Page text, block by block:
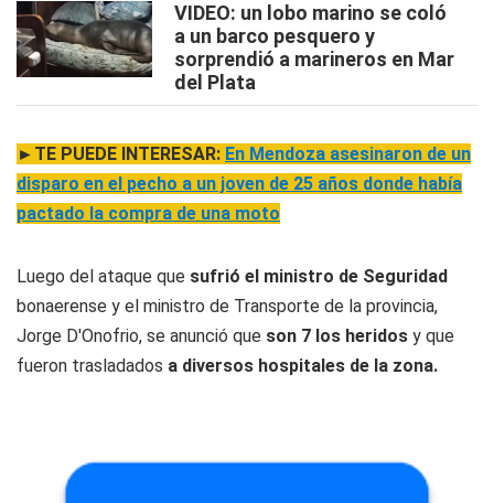
VIDEO: un lobo marino se coló
a un barco pesquero y
sorprendió a marineros en Mar
del Plata
►TE PUEDE INTERESAR: En Mendoza asesinaron de un
disparo en el pecho a un joven de 25 años donde había
pactado la compra de una moto
Luego del ataque que sufrió el ministro de Seguridad
bonaerense y el ministro de Transporte de la provincia,
Jorge D'Onofrio, se anunció que son 7 los heridos y que
fueron trasladados a diversos hospitales de la zona.